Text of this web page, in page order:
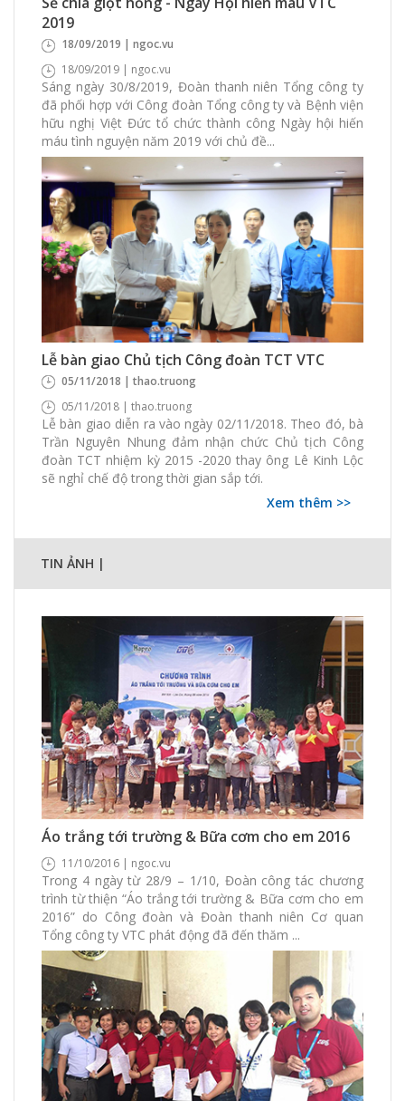
2019
18/09/2019 | ngoc.vu
18/09/2019 | ngoc.vu
Sáng ngày 30/8/2019, Đoàn thanh niên Tổng công ty
đã phối hợp với Công đoàn Tổng công ty và Bệnh viện
hữu nghị Việt Đức tổ chức thành công Ngày hội hiến
máu tình nguyện năm 2019 với chủ đề...
Lễ bàn giao Chủ tịch Công đoàn TCT VTC
05/11/2018 | thao.truong
05/11/2018 | thao.truong
Lễ bàn giao diễn ra vào ngày 02/11/2018. Theo đó, bà
Trần Nguyên Nhung đảm nhận chức Chủ tịch Công
đoàn TCT nhiệm kỳ 2015 -2020 thay ông Lê Kinh Lộc
sẽ nghỉ chế độ trong thời gian sắp tới.
Xem thêm >>
TIN ẢNH |
938 Xem
Áo trắng tới trường & Bữa cơm cho em 2016
11/10/2016 | ngoc.vu
Trong 4 ngày từ 28/9 – 1/10, Đoàn công tác chương
trình từ thiện “Áo trắng tới trường & Bữa cơm cho em
2016” do Công đoàn và Đoàn thanh niên Cơ quan
Tổng công ty VTC phát động đã đến thăm ...